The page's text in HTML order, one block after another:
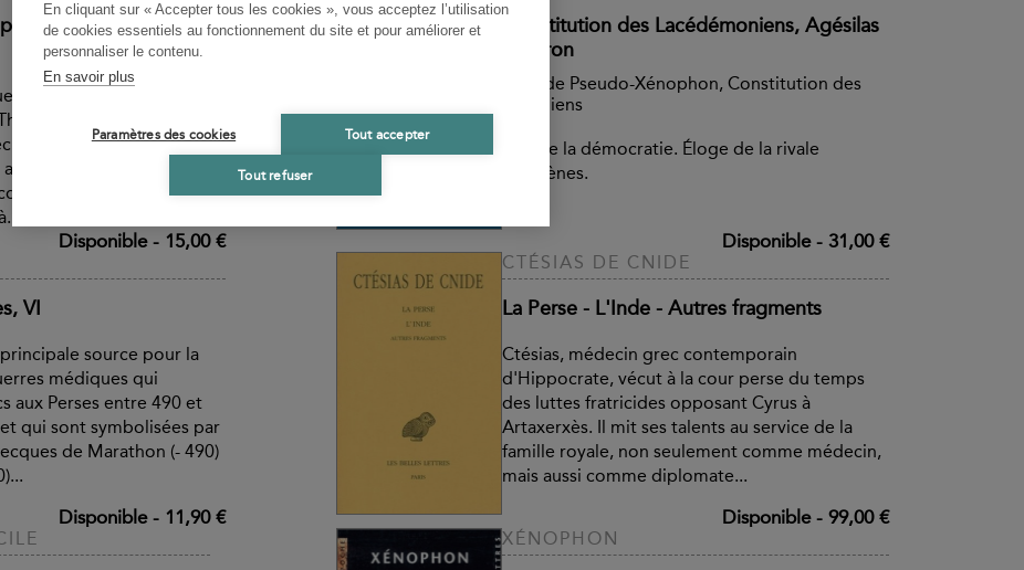
En cliquant sur « Accepter tous les cookies », vous acceptez l’utilisation
de cookies essentiels au fonctionnement du site et pour améliorer et
personnaliser le contenu.
En savoir plus
Paramètres des cookies Tout accepter
Tout refuser
Tome III: Livres
du Péloponnèse,
n'entendait pas
du conflit qui, de 431 à
opposé les deux plus
Athènes et Sparte,
Disponible- 15,00 €
Constitution des Lacédémoniens, Agésilas
- Hiéron
Suivi de Pseudo-Xénophon, Constitution des
Athéniens
Contre la démocratie. Éloge de la rivale
d'Athènes.
Disponible- 31,00 €
VI
source pour la
médiques qui
aux Perses entre 490 et
qui sont symbolisées par
de Marathon (- 490)
Disponible- 11,90 €
CTÉSIAS DE CNIDE
La Perse - L'Inde - Autres fragments
Ctésias, médecin grec contemporain
d'Hippocrate, vécut à la cour perse du temps
des luttes fratricides opposant Cyrus à
Artaxerxès. Il mit ses talents au service de la
famille royale, non seulement comme médecin,
mais aussi comme diplomate...
Disponible- 99,00 €
XÉNOPHON